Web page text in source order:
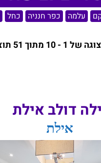
עלמה כפר חנניה כחל
1 - 10 מתוך 51 תוצאות
דולב אילת
אילת